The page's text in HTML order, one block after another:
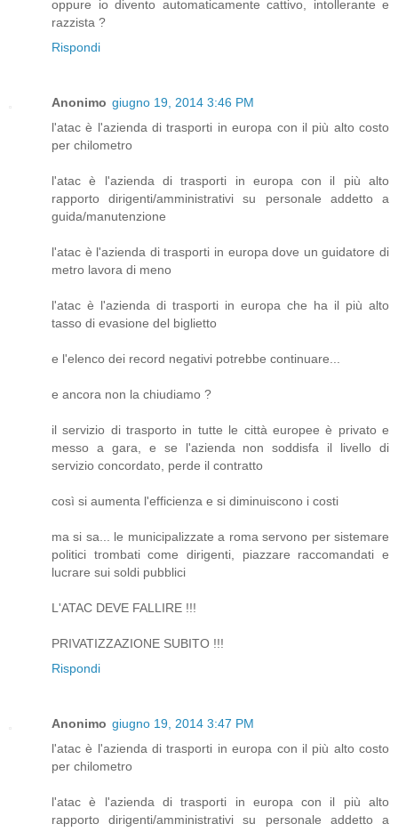
oppure io divento automaticamente cattivo, intollerante e
razzista ?
Rispondi
Anonimo giugno 19, 2014 3:46 PM
l'atac è l'azienda di trasporti in europa con il più alto costo
per chilometro
l'atac è l'azienda di trasporti in europa con il più alto
rapporto dirigenti/amministrativi su personale addetto a
guida/manutenzione
l'atac è l'azienda di trasporti in europa dove un guidatore di
metro lavora di meno
l'atac è l'azienda di trasporti in europa che ha il più alto
tasso di evasione del biglietto
e l'elenco dei record negativi potrebbe continuare...
e ancora non la chiudiamo ?
il servizio di trasporto in tutte le città europee è privato e
messo a gara, e se l'azienda non soddisfa il livello di
servizio concordato, perde il contratto
così si aumenta l'efficienza e si diminuiscono i costi
ma si sa... le municipalizzate a roma servono per sistemare
politici trombati come dirigenti, piazzare raccomandati e
lucrare sui soldi pubblici
L'ATAC DEVE FALLIRE !!!
PRIVATIZZAZIONE SUBITO !!!
Rispondi
Anonimo giugno 19, 2014 3:47 PM
l'atac è l'azienda di trasporti in europa con il più alto costo
per chilometro
l'atac è l'azienda di trasporti in europa con il più alto
rapporto dirigenti/amministrativi su personale addetto a